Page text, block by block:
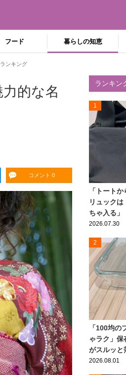
フード 暮らしの知恵
ンキング
的な名
コメント 0
ランキン
1
「トート
リュック
ちゃ入る」
2026.07.30
2
「100均
ゃラク」保
がスルッと
2026.08.01